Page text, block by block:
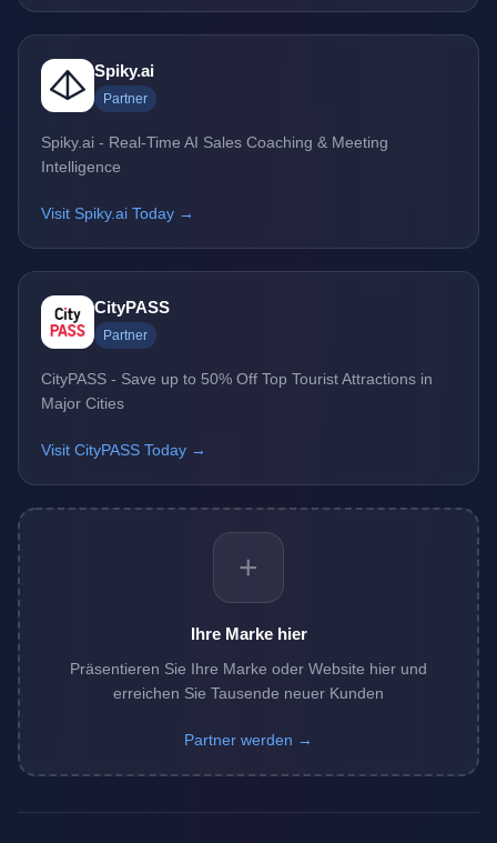
Spiky.ai
Partner
Spiky.ai - Real-Time AI Sales Coaching & Meeting
Intelligence
Visit Spiky.ai Today →
CityPASS
Partner
CityPASS - Save up to 50% Off Top Tourist Attractions in
Major Cities
Visit CityPASS Today →
+
Ihre Marke hier
Präsentieren Sie Ihre Marke oder Website hier und
erreichen Sie Tausende neuer Kunden
Partner werden →